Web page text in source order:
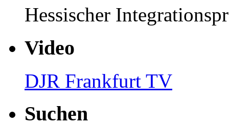
Hessischer
Video
DJR Frankfurt TV
Suchen